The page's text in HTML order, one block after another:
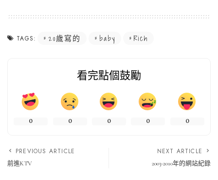
TAGS: 20歲寫的 baby Rich
看完點個鼓勵
0 0 0 0 0
PREVIOUS ARTICLE
前進KTV
NEXT ARTICLE
2003-2010年的網站紀錄